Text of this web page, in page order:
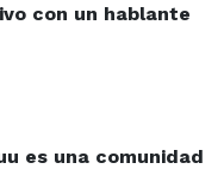
con un hablante
es una comunidad